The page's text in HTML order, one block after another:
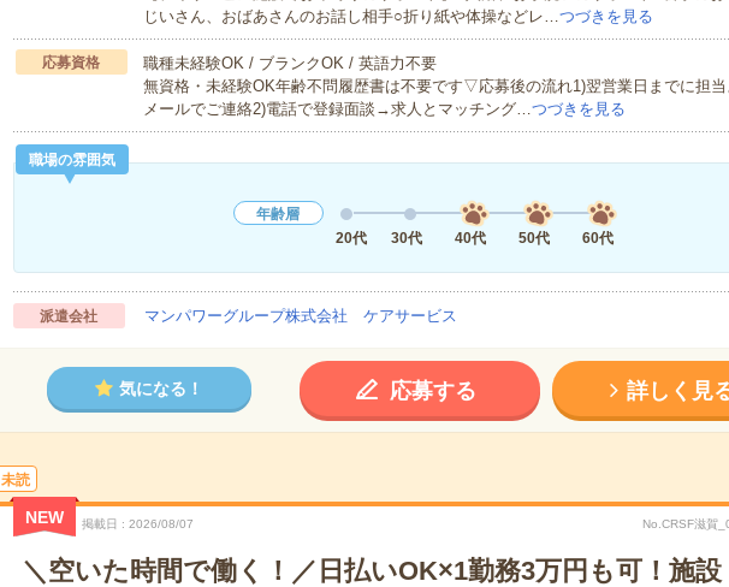
じいさん、おばあさんのお話し相手○折り紙や体操などレ…つづきを見る
応募資格
職種未経験OK / ブランクOK / 英語力不要
無資格・未経験OK年齢不問履歴書は不要です▽応募後の流れ1)翌営業日までに担当
メールでご連絡2)電話で登録面談→求人とマッチング…つづきを見る
職場の雰囲気
年齢層
20代
30代 40代 50代 60代
派遣会社 マンパワーグループ株式会社 ケアサービス
気になる！ 応募する 詳しく見
未読
NEW 掲載日 2026/08/07 No.CRSF滋賀
＼空いた時間で働く！／日払いOK×1勤務3万円も可！施設